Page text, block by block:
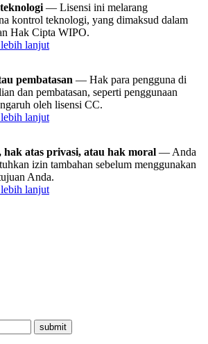
— Lisensi ini melarang
kontrol teknologi, yang dimaksud dalam
Hak Cipta WIPO.
lanjut
pembatasan — Hak para pengguna di
dan pembatasan, seperti penggunaan
oleh lisensi CC.
lanjut
hak atas privasi, atau hak moral — Anda
izin tambahan sebelum menggunakan
Anda.
lanjut
submit